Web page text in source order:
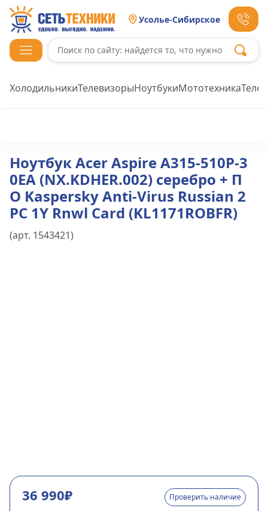
Усолье-Сибирское
ХолодильникиТелевизорыНоутбукиМототехника
Ноутбук Acer Aspire A315-510P-3
0EA (NX.KDHER.002) серебро + П
О Kaspersky Anti-Virus Russian 2
PC 1Y Rnwl Card (KL1171ROBFR)
(арт. 1543421)
36 990₽ Проверить наличие